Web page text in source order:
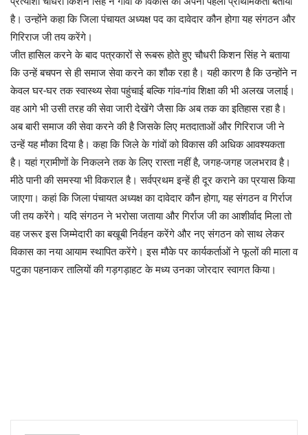
है। उन्होंने कहा कि जिला पंचायत अध्यक्ष पद का दावेदार कौन होगा यह संगठन और
गिरिराज जी तय करेंगे।
जीत हासिल करने के बाद पत्रकारों से रूबरू होते हुए चौधरी किशन सिंह ने बताया
कि उन्हें बचपन से ही समाज सेवा करने का शौक रहा है। यही कारण है कि उन्होंने न
केवल घर-घर तक स्वास्थ्य सेवा पहुंचाई बल्कि गांव-गांव शिक्षा की भी अलख जलाई।
वह आगे भी उसी तरह की सेवा जारी देखेंगे जैसा कि अब तक का इतिहास रहा है।
अब बारी समाज की सेवा करने की है जिसके लिए मतदाताओं और गिरिराज जी ने
उन्हें यह मौका दिया है। कहा कि जिले के गांवों को विकास की अधिक आवश्यकता
है। यहां ग्रामीणों के निकलने तक के लिए रास्ता नहीं है, जगह-जगह जलभराव है।
मीठे पानी की समस्या भी विकराल है। सर्वप्रथम इन्हें ही दूर कराने का प्रयास किया
जाएगा। कहां कि जिला पंचायत अध्यक्ष का दावेदार कौन होगा, यह संगठन व गिर्राज
जी तय करेंगे। यदि संगठन ने भरोसा जताया और गिर्राज जी का आशीर्वाद मिला तो
वह जरूर इस जिम्मेदारी का बखूबी निर्वहन करेंगे और नए संगठन को साथ लेकर
विकास का नया आयाम स्थापित करेंगे। इस मौके पर कार्यकर्ताओं ने फूलों की माला व
पटुका पहनाकर तालियों की गड़गड़ाहट के मध्य उनका जोरदार स्वागत किया।